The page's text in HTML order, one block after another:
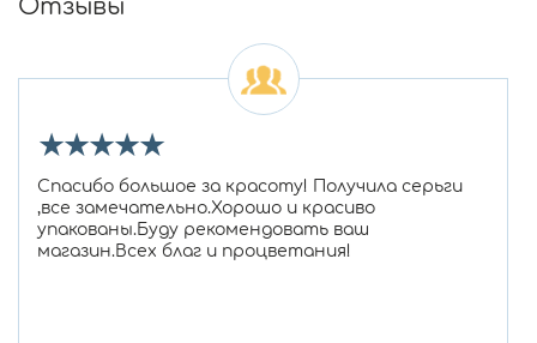
Отзывы
★★★★★
Спасибо большое за красоту! Получила серьги
,все замечательно.Хорошо и красиво
упакованы.Буду рекомендовать ваш
магазин.Всех благ и процветания!